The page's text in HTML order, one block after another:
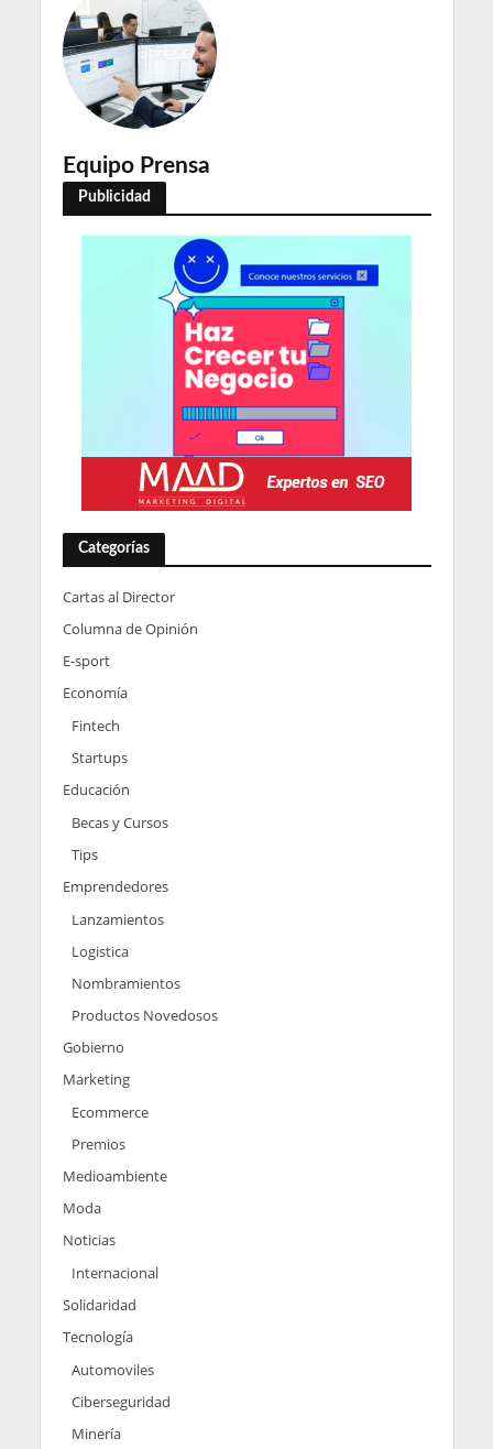
Equipo Prensa
Publicidad
Categorías
Cartas al Director
Columna de Opinión
E-sport
Economía
Fintech
Startups
Educación
Becas y Cursos
Tips
Emprendedores
Lanzamientos
Logistica
Nombramientos
Productos Novedosos
Gobierno
Marketing
Ecommerce
Premios
Medioambiente
Moda
Noticias
Internacional
Solidaridad
Tecnología
Automoviles
Ciberseguridad
Minería